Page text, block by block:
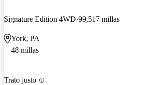
Signature Edition 4WD 99,517 millas
York, PA
48 millas
Trato justo